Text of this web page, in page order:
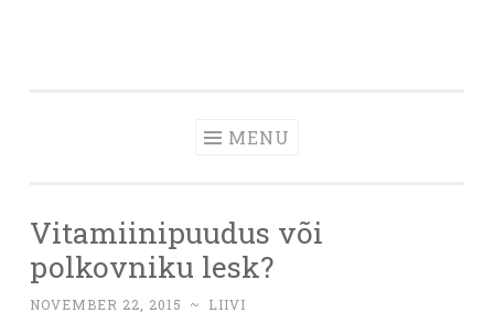
MENU
Vitamiinipuudus või
polkovniku lesk?
NOVEMBER 22, 2015 ~ LIIVI